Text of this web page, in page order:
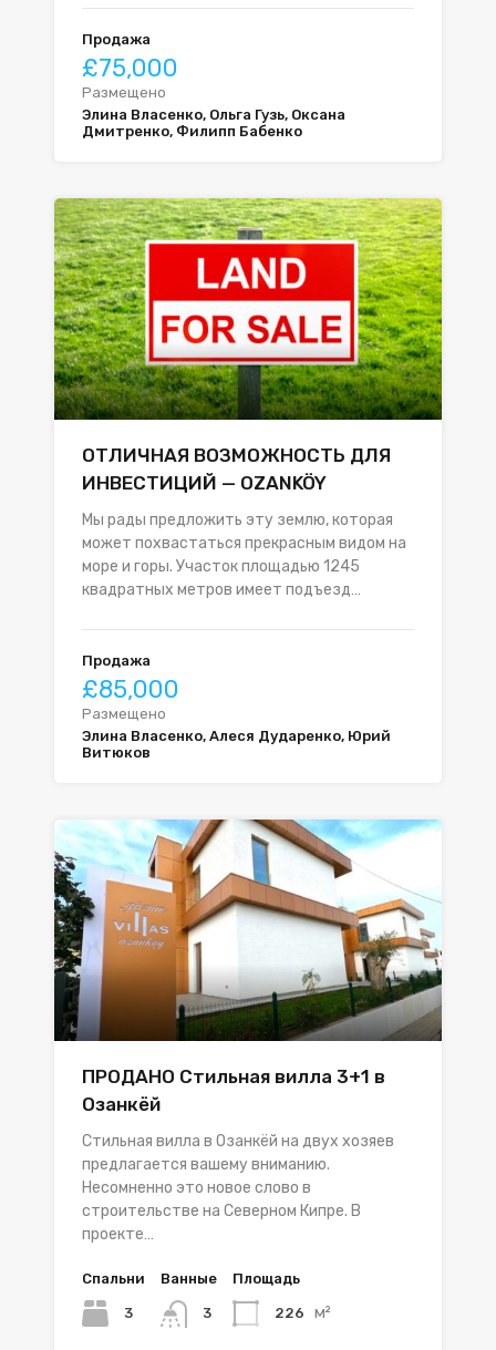
Продажа
£75,000
Размещено
Элина Власенко, Ольга Гузь, Оксана
Дмитренко, Филипп Бабенко
ОТЛИЧНАЯ ВОЗМОЖНОСТЬ ДЛЯ
ИНВЕСТИЦИЙ — OZANKÖY
Мы рады предложить эту землю, которая
может похвастаться прекрасным видом на
море и горы. Участок площадью 1245
квадратных метров имеет подъезд…
Продажа
£85,000
Размещено
Элина Власенко, Алеся Дударенко, Юрий
Витюков
ПРОДАНО Стильная вилла 3+1 в
Озанкёй
Стильная вилла в Озанкёй на двух хозяев
предлагается вашему вниманию.
Несомненно это новое слово в
строительстве на Северном Кипре. В
проекте…
Спальни
3
Ванные
3
Площадь
226 м²